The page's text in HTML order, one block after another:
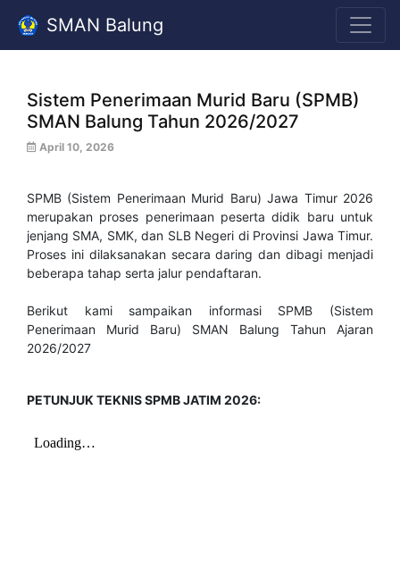
SMAN Balung
Sistem Penerimaan Murid Baru (SPMB)
SMAN Balung Tahun 2026/2027
April 10, 2026
SPMB (Sistem Penerimaan Murid Baru) Jawa Timur 2026
merupakan proses penerimaan peserta didik baru untuk
jenjang SMA, SMK, dan SLB Negeri di Provinsi Jawa Timur.
Proses ini dilaksanakan secara daring dan dibagi menjadi
beberapa tahap serta jalur pendaftaran.
Berikut kami sampaikan informasi SPMB (Sistem
Penerimaan Murid Baru) SMAN Balung Tahun Ajaran
2026/2027
PETUNJUK TEKNIS SPMB JATIM 2026: